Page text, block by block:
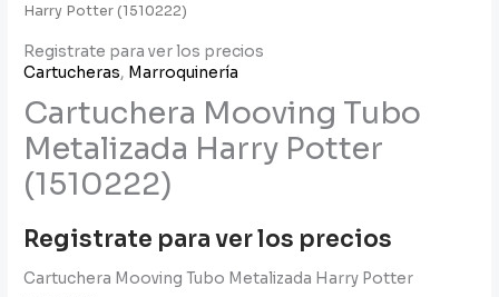
Harry Potter (1510222)
Registrate para ver los precios
Cartucheras, Marroquinería
Cartuchera Mooving Tubo
Metalizada Harry Potter
(1510222)
Registrate para ver los precios
Cartuchera Mooving Tubo Metalizada Harry Potter